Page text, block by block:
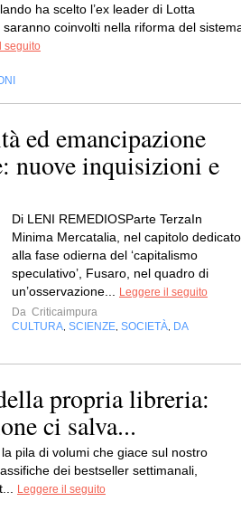
ha scelto l’ex leader di Lotta
coinvolti nella riforma del
seguito
ed emancipazione
nuove inquisizioni e
Di LENI REMEDIOSParte TerzaIn
Minima Mercatalia, nel capitolo dedicato
alla fase odierna del ‘capitalismo
speculativo’, Fusaro, nel quadro di
un’osservazione...
Leggere il seguito
Da Criticaimpura
CULTURA SCIENZE SOCIETÀ DA
propria libreria:
ci salva...
pila di volumi che giace sul nostro
dei bestseller settimanali,
Leggere il seguito